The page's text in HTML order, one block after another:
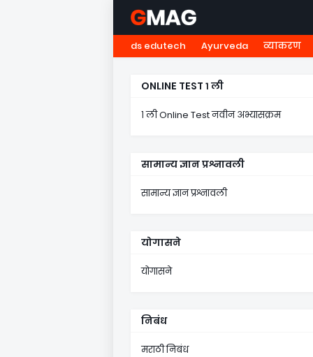
HOME नवोदय NMMS ५
ds edutech Ayurveda व्याकरण
ONLINE TEST १ ली
१ ली Online Test नवीन अभ्यासक्रम
सामान्य ज्ञान प्रश्नावली
सामान्य ज्ञान प्रश्नावली
योगासने
योगासने
निबंध
मराठी निबंध